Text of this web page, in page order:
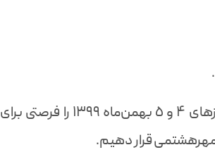
پس از گذران دوران آموزش و ارزیابی، درنظر داريم روزهاى ۴ و ٥ بهمن‌ماه ۱۳۹۹ را فرصتی برای
قرار دهیم.